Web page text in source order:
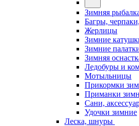
Зимняя
Багры,
Жерлицы
Зимние
Зимние
Зимняя
Ледобуры и
Мотыльницы
Прикормки
Приманки
Сани,
Удочки зимние
Леска, шнуры